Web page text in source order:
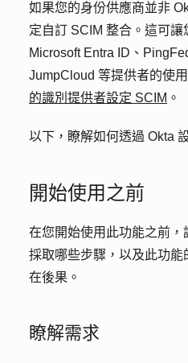
如果您的身份供應商並非
定自訂 SCIM 整合。這可
Microsoft Entra ID、
JumpCloud 等提供者的使
的識別提供者設定 SCIM 。
以下，瞭解如何透過 Okta
開始使用之前
在您開始使用此功能之前
採取哪些步驟，以及此功
在後果。
瞭解需求